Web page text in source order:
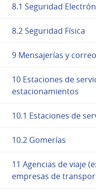
8.1 Seguridad
8.2 Seguridad Física
9 Mensajerías y
10 Estaciones de
estacionamientos
10.1 Estaciones de
10.2 Gomerías
11 Agencias de viaje
empresas de